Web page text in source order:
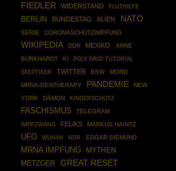
FIEDLER
WIDERSTAND FLUTHILFE
BERLIN BUNDESTAG ALIEN NATO
SERIE CORONASCHUTZIMPFUNG
WIKIPEDIA DDR MEXIKO
ARNE
BURKHARDT
KI
POLY GRID TUTORIAL
SKEPTIKER
TWITTER BSW
MORD
MRNA-GENTHERAPY
PANDEMIE
NEW
YORK
DÄMON KINDERSCHUTZ
FASCHISMUS
TELEGRAM
IMPFZWANG
FELIKS MARKUS HAINTZ
UFO WUHAN NDR EDGAR SIEMUND
MRNA IMPFUNG
MYTHEN
METZGER
GREAT RESET